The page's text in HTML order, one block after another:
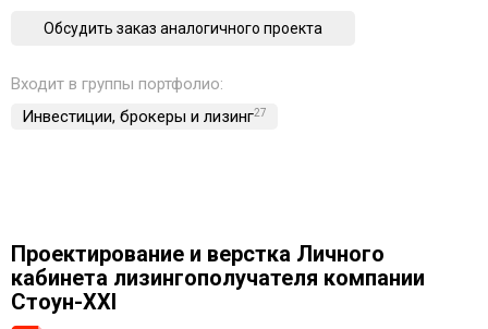
Обсудить заказ аналогичного проекта
Входит в группы портфолио:
Инвестиции, брокеры и лизинг27
Проектирование и верстка Личного
кабинета лизингополучателя компании
Стоун-XXI